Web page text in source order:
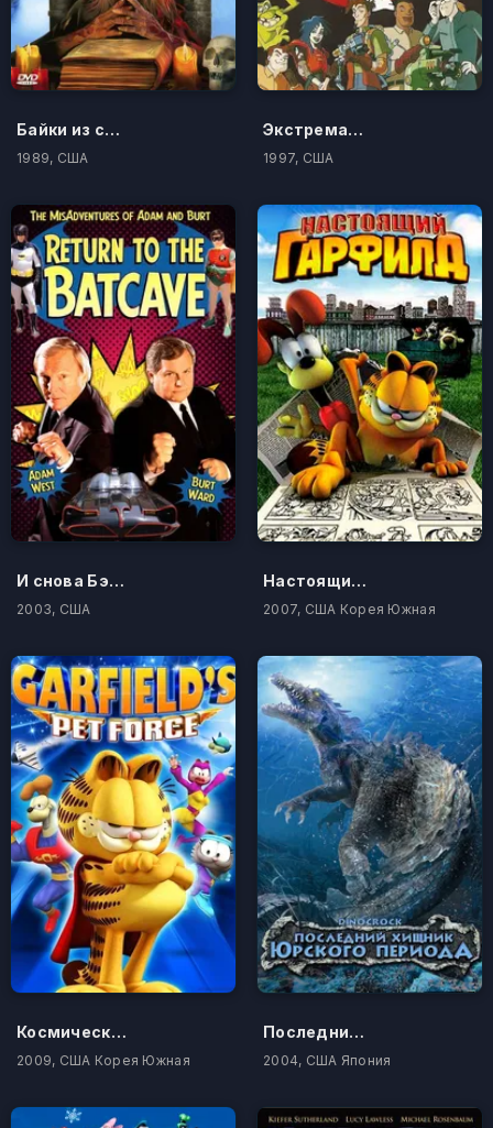
Байки из склепа
1989, США
Экстремальные охотники за привидениями
1997, США
И снова Бэтмен!
2003, США
Настоящий Гарфилд
2007, США Корея Южная
Космический спецназ Гарфилда
2009, США Корея Южная
Последний хищник Юрского периода
2004, США Япония